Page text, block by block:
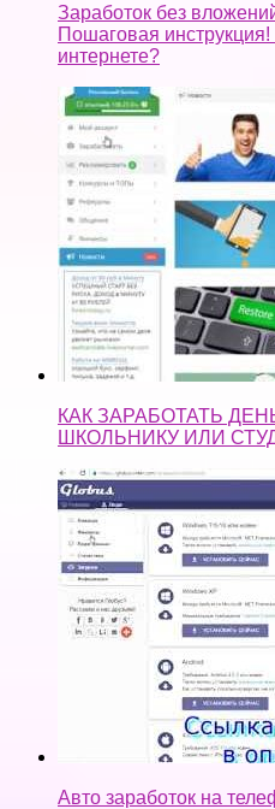
Заработок без
Пошаговая инструкция!
интернете?
КАК ЗАРАБОТАТЬ
ШКОЛЬНИКУ ИЛИ
Авто заработок на